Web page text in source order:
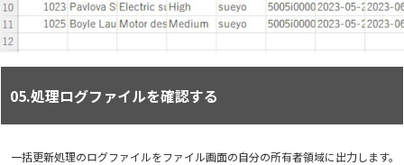
05.処理ログファイルを確認する
一括更新処理のログファイルをファイル画面の自分の所有者領域に出力します。